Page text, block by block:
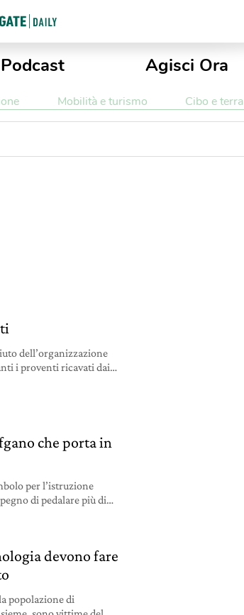
Podcast Agisci Ora
Mobilità e turismo Cibo e terra
dell’organizzazione
i proventi ricavati dai
che porta in
per l’istruzione
di pedalare più di
di dare un premio
afganodevono fare
popolazione di